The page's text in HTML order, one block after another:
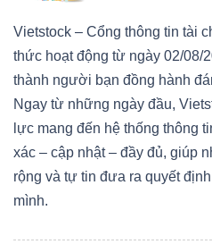
Vietstock – Cổng thông tin tài
thức hoạt động từ ngày 02/08/
thành người bạn đồng hành
Ngay từ những ngày đầu,
lực mang đến hệ thống thông
xác – cập nhật – đầy đủ, giúp
rộng và tự tin đưa ra quyết
mình.